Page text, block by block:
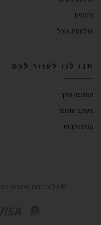
מזנונים
שולחנות אוכל
תנו לנו לעזור לכם
החשבון שלך
מעקב הזמנה
עגלת קניות
© כל הזכויות שמורות